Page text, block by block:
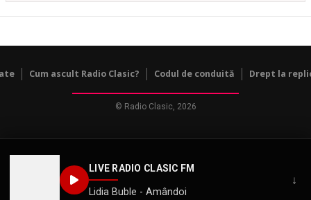
LIVE RADIO CLASIC FM
Lidia Buble - Amândoi
↓
Cum ascult Radio Clasic? Codul de conduită Drept la
© Radio Clasic, 2026